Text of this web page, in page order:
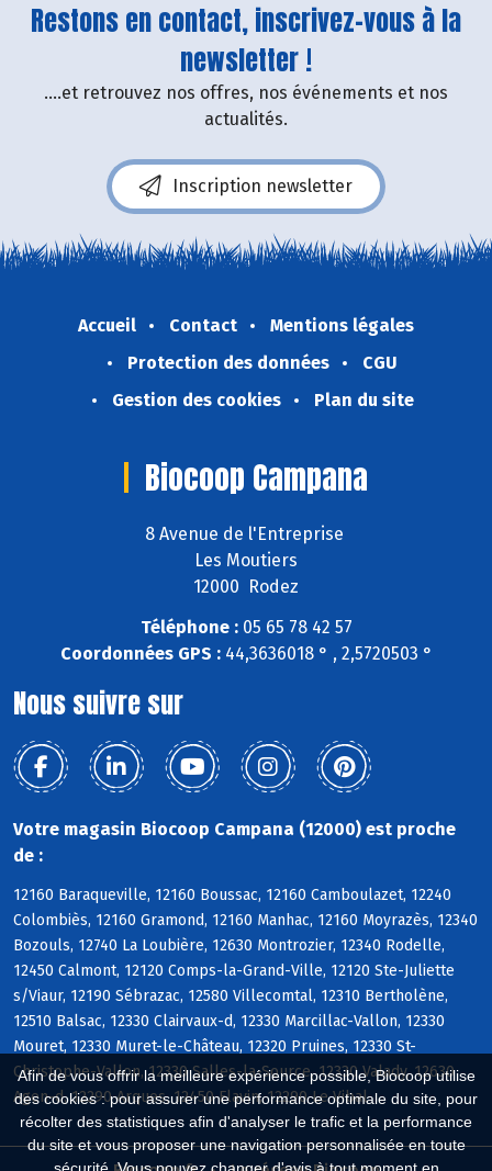
Afin de vous offrir la meilleure expérience possible, Biocoop utilise
des cookies : pour assurer une performance optimale du site, pour
récolter des statistiques afin d'analyser le trafic et la performance
du site et vous proposer une navigation personnalisée en toute
Restons en contact, inscrivez-vous à la
newsletter !
....et retrouvez nos offres, nos événements et nos
actualités.
Inscription newsletter
Accueil Contact
Mentions légales
Protection des données
CGU
Gestion des cookies
Plan du site
Biocoop Campana
8 Avenue de l'Entreprise
Les Moutiers
12000 Rodez
Téléphone :05 65 78 42 57
Coordonnées GPS :44,3636018 ° , 2,5720503 °
Nous suivre sur
Votre magasin Biocoop Campana (12000) est proche
de :
12160 Baraqueville, 12160 Boussac, 12160 Camboulazet, 12240
Colombiès, 12160 Gramond, 12160 Manhac, 12160 Moyrazès, 12340
Bozouls, 12740 La Loubière, 12630 Montrozier, 12340 Rodelle,
12450 Calmont, 12120 Comps-la-Grand-Ville, 12120 Ste-Juliette
s/Viaur, 12190 Sébrazac, 12580 Villecomtal, 12310 Bertholène,
12510 Balsac, 12330 Clairvaux-d, 12330 Marcillac-Vallon, 12330
Mouret, 12330 Muret-le-Château, 12320 Pruines, 12330 St-
Christophe-Vallon, 12330 Salles-la-Source, 12330 Valady, 12630
Agen-d, 12290 Arques, 12450 Flavin, 12290 Le Vibal